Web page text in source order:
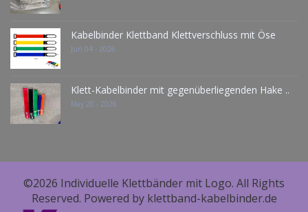
Kabelbinder Klettband Klettverschluss mit Öse
Jun 04 - 2026
Klett-Kabelbinder mit gegenüberliegenden Hake ..
May 20 - 2026
©2026 Individuelle Klettbänder mit Logo. All Rights
Reserved. Powered by klettband-kabelbinder.de